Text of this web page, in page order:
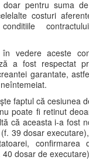
doar pentru suma
costuri
vedere aceste
a fost respectat
garantate,
faptul că cesiunea
poate fi retinut
că aceasta i-a fost
39 dosar
confirmarea
dosar de